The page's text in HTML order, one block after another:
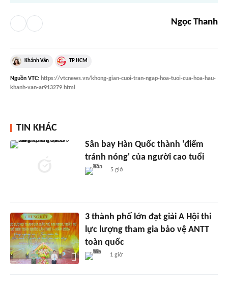
Ngọc Thanh
Khánh Vân TP.HCM
Nguồn VTC: https://vtcnews.vn/khong-gian-cuoi-tran-ngap-hoa-tuoi-cua-hoa-hau-
khanh-van-ar913279.html
TIN KHÁC
Sân bay Hàn Quốc thành 'điểm
tránh nóng' của người cao tuổi
5 giờ
3 thành phố lớn đạt giải A Hội thi
lực lượng tham gia bảo vệ ANTT
toàn quốc
1 giờ